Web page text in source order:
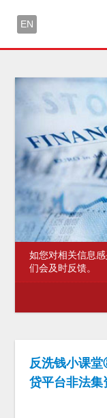
EN
如您对相关信息
们会及时反馈。
反洗钱小课
贷平台非法集